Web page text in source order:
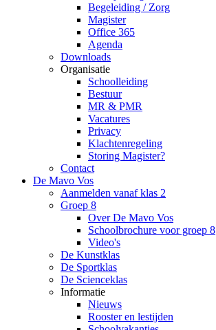
Begeleiding / Zorg
Magister
Office 365
Agenda
Downloads
Organisatie
Schoolleiding
Bestuur
MR & PMR
Vacatures
Privacy
Klachtenregeling
Storing Magister?
Contact
De Mavo Vos
Aanmelden vanaf klas 2
Groep 8
Over De Mavo Vos
Schoolbrochure voor groep 8
Video's
De Kunstklas
De Sportklas
De Scienceklas
Informatie
Nieuws
Rooster en lestijden